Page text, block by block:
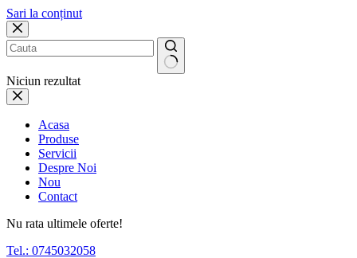
Sari la conținut
Niciun rezultat
Acasa
Produse
Servicii
Despre Noi
Nou
Contact
Nu rata ultimele oferte!
Tel.: 0745032058